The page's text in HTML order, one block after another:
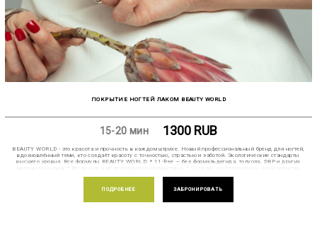
ПОКРЫТИЕ НОГТЕЙ ЛАКОМ BEAUTY WORLD
15-20 мин 1300 RUB
BEAUTY WORLD - это красота и прочность в каждом штрихе. Новый профессиональный бренд для ногтей,
вдохновлённый теми, кто создаёт красоту с точностью, страстью и заботой. Экологические стандарты
высшего уровня. Все формулы BEAUTY WORLD: * 11-free — без формальдегида, толуола, DBP и других
ПОДРОБНЕЕ ЗАБРОНИРОВАТЬ